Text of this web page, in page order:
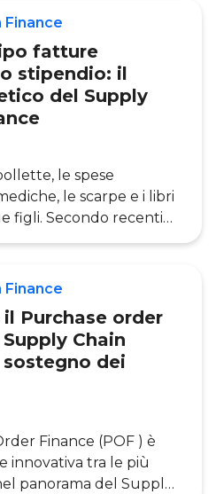
interessanti. È il caso
Reverse
soluzioni che traggono
tradizionali forme di
di queste
una vera e propria
la crescente
player del settore
Finance
fatture
stipendio: il
del Supply
le spese
le scarpe e i libri
figli. Secondo recenti
delle famiglie italiane
il numero di
al giovane lavoratore
le problematiche non
volte avere un lavoro
il petroliere o
è sufficiente per una
serena. Greensill, leader
Finance
il Purchase order
Chain
sostegno dei
Finance (POF ) è
innovativa tra le più
panorama del Supply